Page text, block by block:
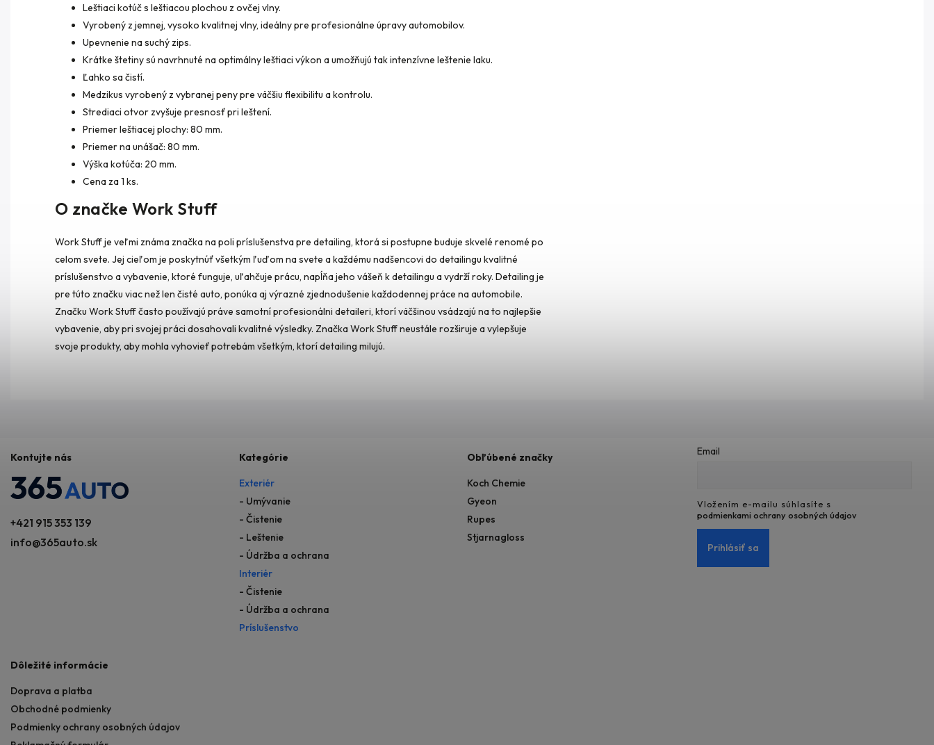
Leštiaci kotúč s leštiacou plochou z ovčej vlny.
Vyrobený z jemnej, vysoko kvalitnej vlny, ideálny pre profesionálne úpravy automobilov.
Upevnenie na suchý zips.
Krátke štetiny sú navrhnuté na optimálny leštiaci výkon a umožňujú tak intenzívne leštenie laku.
Ľahko sa čistí.
Medzikus vyrobený z vybranej peny pre väčšiu flexibilitu a kontrolu.
Strediaci otvor zvyšuje presnosť pri leštení.
Priemer leštiacej plochy: 80 mm.
Priemer na unášač: 80 mm.
Výška kotúča: 20 mm.
Cena za 1 ks.
O značke Work Stuff
Work Stuff je veľmi známa značka na poli príslušenstva pre detailing, ktorá si postupne buduje skvelé renomé po
celom svete. Jej cieľom je poskytnúť všetkým ľuďom na svete a každému nadšencovi do detailingu kvalitné
príslušenstvo a vybavenie, ktoré funguje, uľahčuje prácu, napĺňa jeho vášeň k detailingu a vydrží roky. Detailing je
pre túto značku viac než len čisté auto, ponúka aj výrazné zjednodušenie každodennej práce na automobile.
Značku Work Stuff často používajú práve samotní profesionálni detaileri, ktorí väčšinou vsádzajú na to najlepšie
vybavenie, aby pri svojej práci dosahovali kvalitné výsledky. Značka Work Stuff neustále rozširuje a vylepšuje
svoje produkty, aby mohla vyhovieť potrebám všetkým, ktorí detailing milujú.
Kontujte nás
+421 915 353 139
info@365auto.sk
Kategórie
Exteriér
- Umývanie
- Čistenie
- Leštenie
- Údržba a ochrana
Interiér
- Čistenie
- Údržba a ochrana
Príslušenstvo
Obľúbené značky
Koch Chemie
Gyeon
Rupes
Stjarnagloss
Email
Vložením e-mailu súhlasíte s
podmienkami ochrany osobných údajov
Prihlásiť sa
Dôležité informácie
Doprava a platba
Obchodné podmienky
Podmienky ochrany osobných údajov